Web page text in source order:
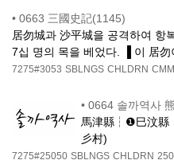
• 0663 三國史記(1145)
居勿城과 沙平城을 공격하여 항
7십 명의 목을 베었다. ▐ 이 居勿
7275#3053 SBLNGS CHLDRN
• 0664 솔까역사
馬津縣┆❶巳汶縣
彡村)
7275#25050 SBLNGS CHLDRN